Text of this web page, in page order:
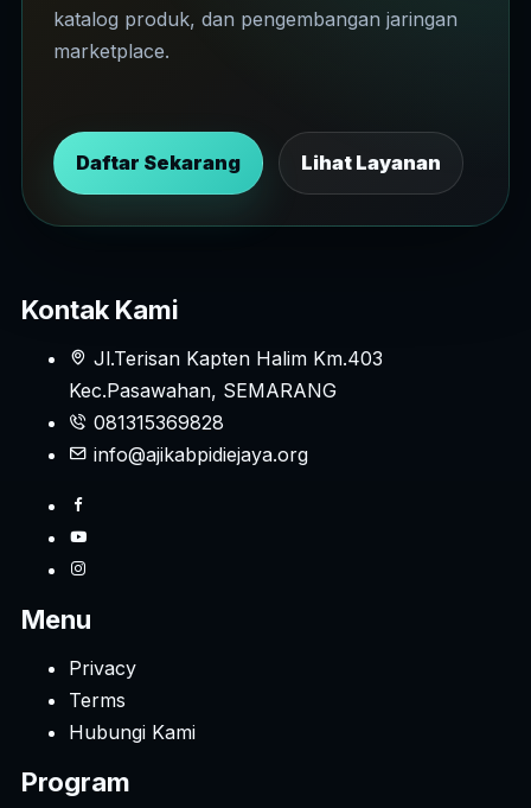
katalog produk, dan pengembangan jaringan
marketplace.
Daftar Sekarang Lihat Layanan
Kontak Kami
Jl.Terisan Kapten Halim Km.403
Kec.Pasawahan, SEMARANG
081315369828
info@ajikabpidiejaya.org
Menu
Privacy
Terms
Hubungi Kami
Program